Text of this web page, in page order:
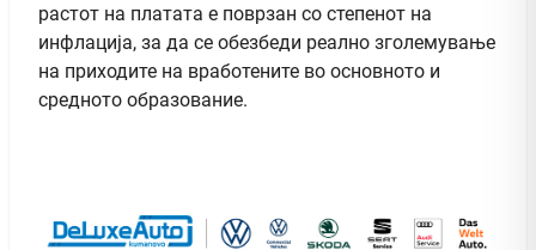
растот на платата е поврзан со степенот на
инфлација, за да се обезбеди реално зголемување
на приходите на вработените во основното и
средното образование.